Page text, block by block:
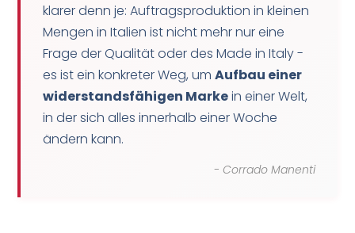
klarer denn je: Auftragsproduktion in kleinen
Mengen in Italien ist nicht mehr nur eine
Frage der Qualität oder des Made in Italy -
es ist ein konkreter Weg, umAufbau einer
widerstandsfähigen Markein einer Welt,
in der sich alles innerhalb einer Woche
ändern kann.
- Corrado Manenti